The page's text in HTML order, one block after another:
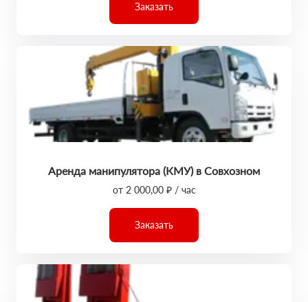
Заказать
Аренда манипулятора (КМУ) в Совхозном
от 2 000,00 ₽ / час
Заказать